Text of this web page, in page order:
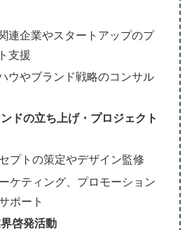
連企業やスタートアップのプ
支援
ウやブランド戦略のコンサル
ドの立ち上げ・プロジェクト
プトの策定やデザイン監修
ケティング、プロモーション
ポート
啓発活動